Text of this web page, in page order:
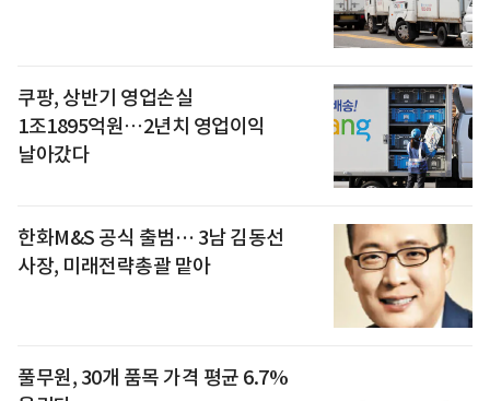
쿠팡, 상반기 영업손실
1조1895억원⋯2년치 영업이익
날아갔다
한화M&S 공식 출범… 3남 김동선
사장, 미래전략총괄 맡아
풀무원, 30개 품목 가격 평균 6.7%